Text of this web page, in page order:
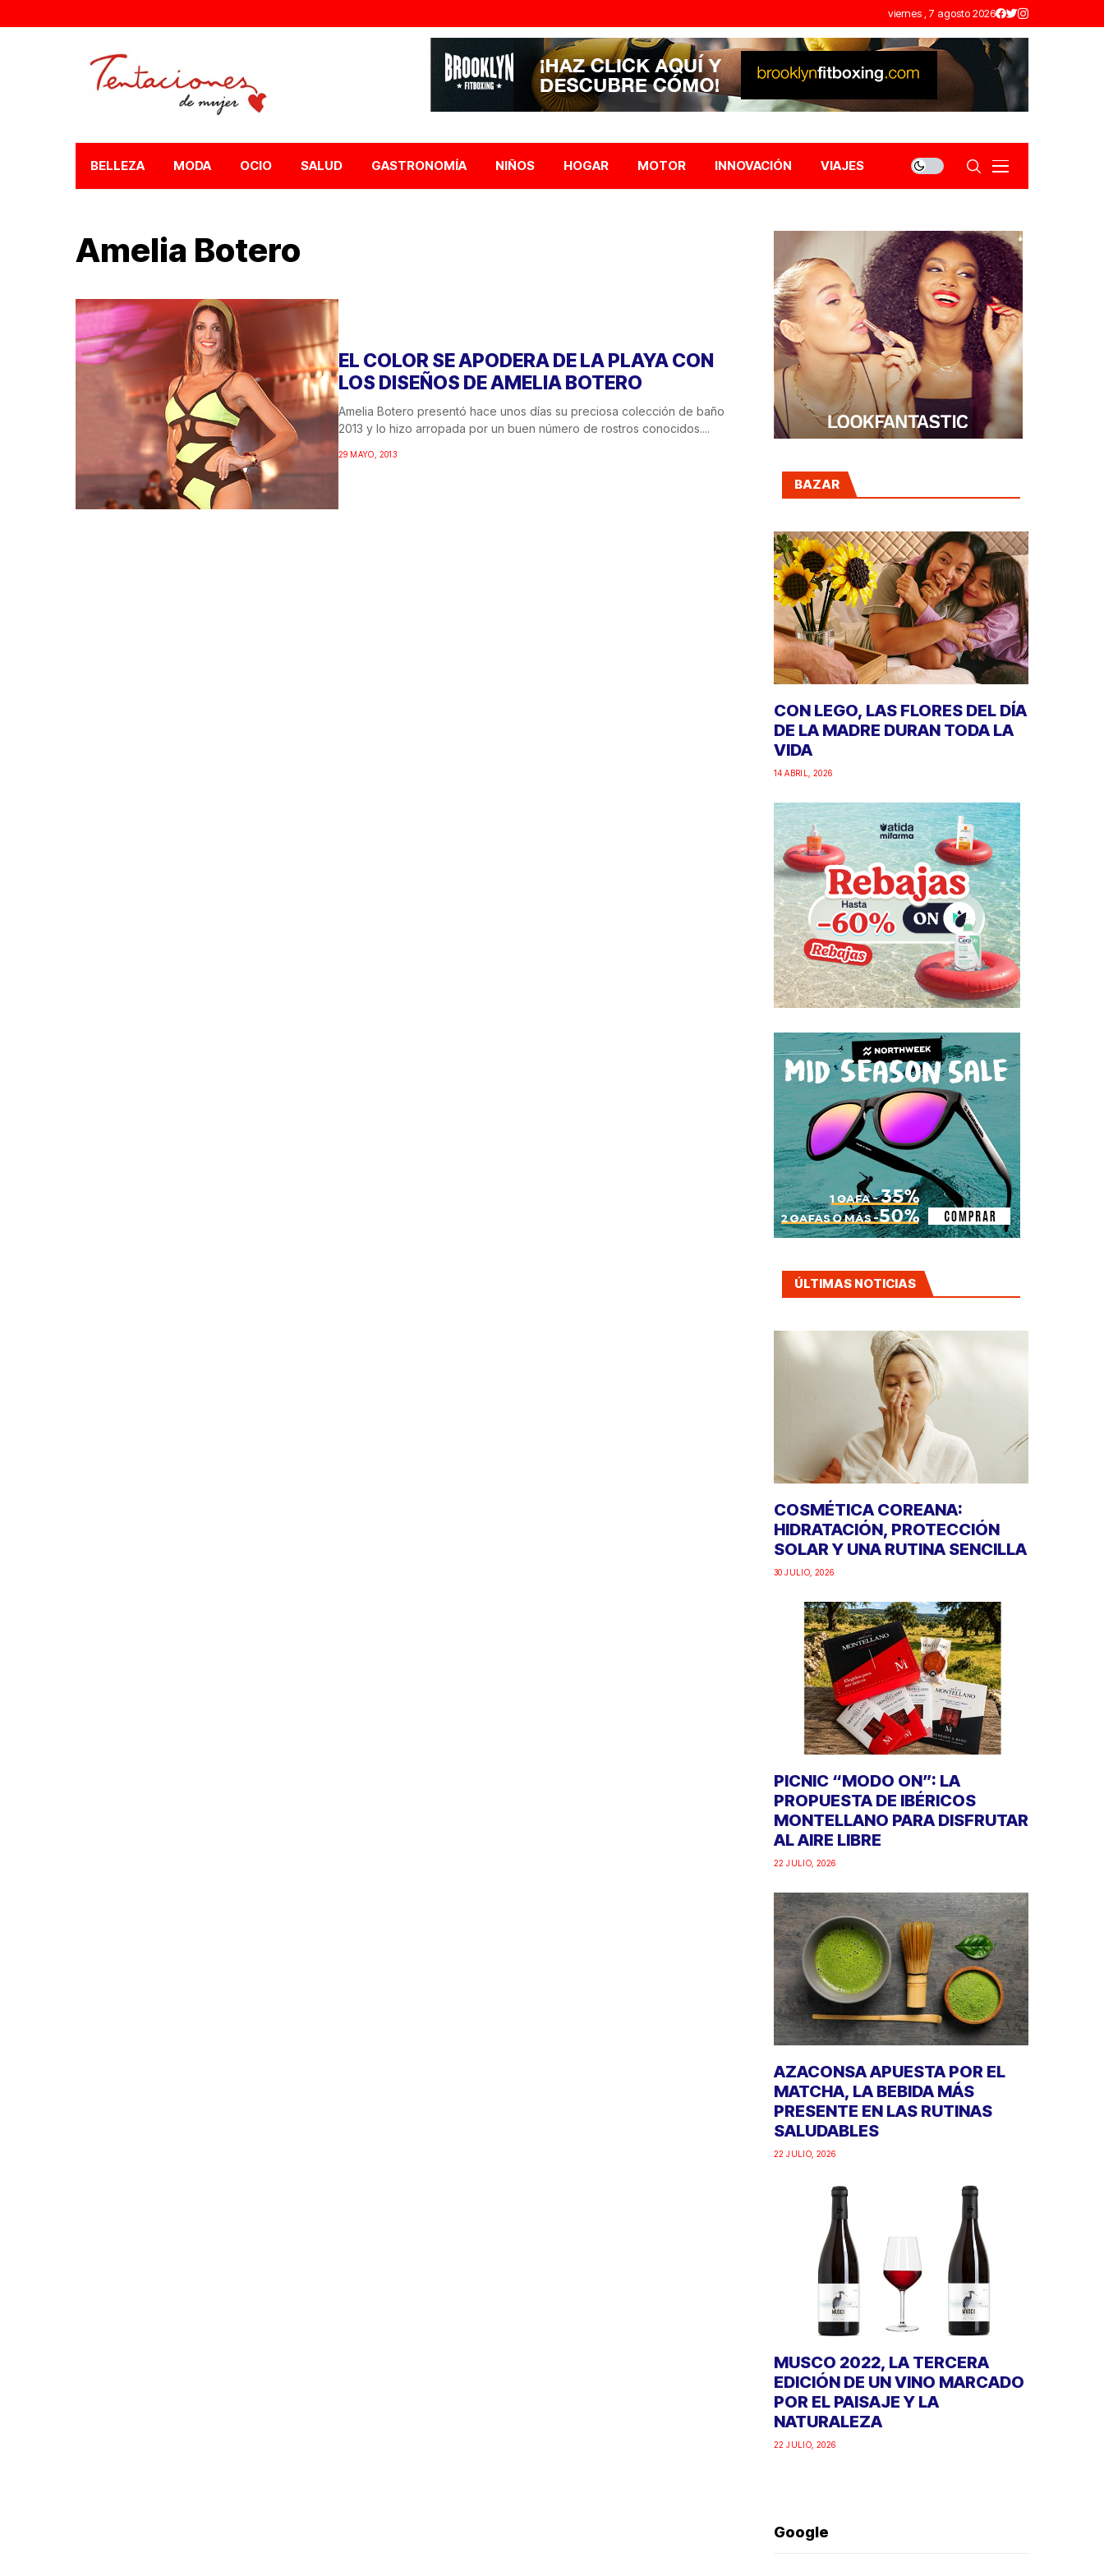
viernes , 7 agosto 2026
BELLEZA MODA OCIO SALUD GASTRONOMÍA NIÑOS HOGAR MOTOR INNOVACIÓN VIAJES
Amelia Botero
EL COLOR SE APODERA DE LA PLAYA CON
LOS DISEÑOS DE AMELIA BOTERO
Amelia Botero presentó hace unos días su preciosa colección de baño
2013 y lo hizo arropada por un buen número de rostros conocidos....
29 MAYO, 2013
BAZAR
CON LEGO, LAS FLORES DEL DÍA
DE LA MADRE DURAN TODA LA
VIDA
14 ABRIL, 2026
ÚLTIMAS NOTICIAS
COSMÉTICA COREANA:
HIDRATACIÓN, PROTECCIÓN
SOLAR Y UNA RUTINA SENCILLA
30 JULIO, 2026
PICNIC “MODO ON”: LA
PROPUESTA DE IBÉRICOS
MONTELLANO PARA DISFRUTAR
AL AIRE LIBRE
22 JULIO, 2026
AZACONSA APUESTA POR EL
MATCHA, LA BEBIDA MÁS
PRESENTE EN LAS RUTINAS
SALUDABLES
22 JULIO, 2026
MUSCO 2022, LA TERCERA
EDICIÓN DE UN VINO MARCADO
POR EL PAISAJE Y LA
NATURALEZA
22 JULIO, 2026
Google